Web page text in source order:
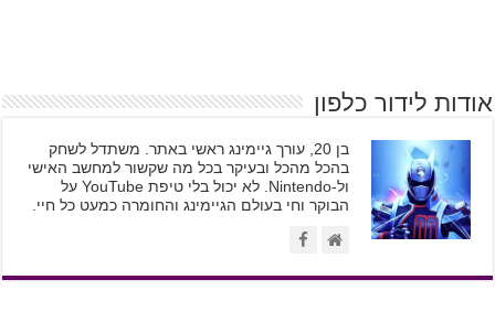
אודות לידור כלפון
בן 20, עורך גיימינג ראשי באתר. משתדל לשחק
בהכל מהכל ובעיקר בכל מה שקשור למחשב האישי
ול-Nintendo. לא יכול בלי טיפת YouTube על
הבוקר וחי בעולם הגיימינג והחומרה כמעט כל חיי.